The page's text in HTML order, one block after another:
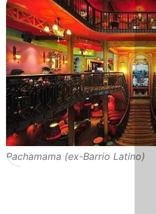
Pachamama (ex-Barrio Latino)